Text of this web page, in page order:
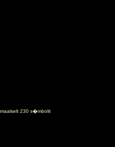
230 s�mbolit